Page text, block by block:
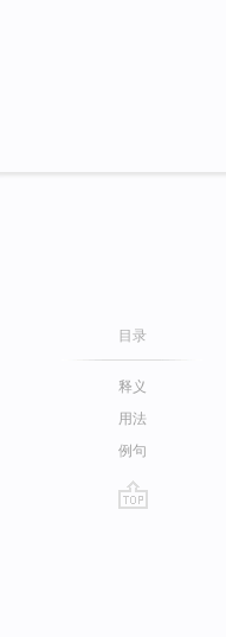
目录
释义
用法
例句